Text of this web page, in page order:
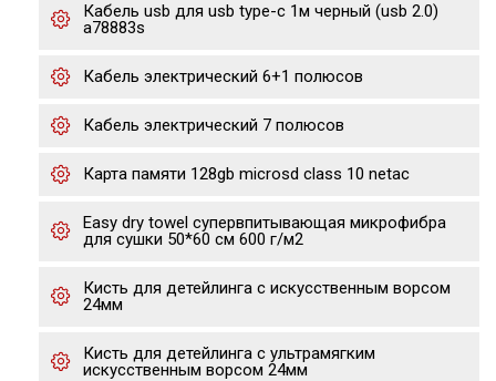
Кабель usb для usb type-c 1м черный (usb 2.0)
a78883s
Кабель электрический 6+1 полюсов
Кабель электрический 7 полюсов
Карта памяти 128gb microsd class 10 netac
Easy dry towel супервпитывающая микрофибра
для сушки 50*60 см 600 г/м2
Кисть для детейлинга с искусственным ворсом
24мм
Кисть для детейлинга с ультрамягким
искусственным ворсом 24мм